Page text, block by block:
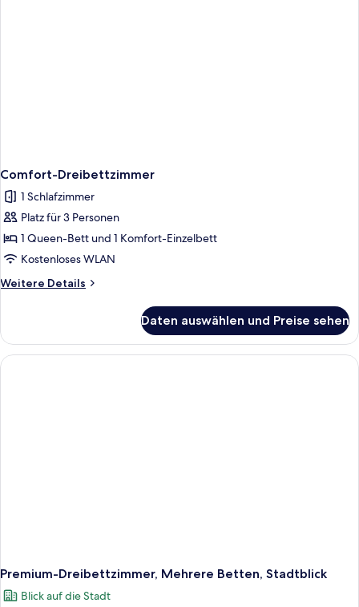
Comfort-Dreibettzimmer
1 Schlafzimmer
Platz für 3 Personen
1 Queen-Bett und 1 Komfort-Einzelbett
Kostenloses WLAN
Weitere Details
Weitere
Dreibettzimmer
Daten auswählen und Preise sehen
Premium-Dreibettzimmer, Mehrere Betten, Stadtblick
Blick auf die Stadt